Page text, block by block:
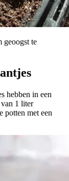
geoogst te
hebben in een
van 1 liter
potten met een